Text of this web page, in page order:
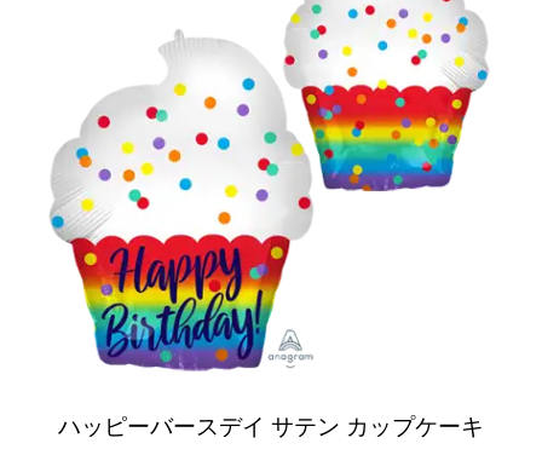
ハッピーバースデイ サテン カップケーキ